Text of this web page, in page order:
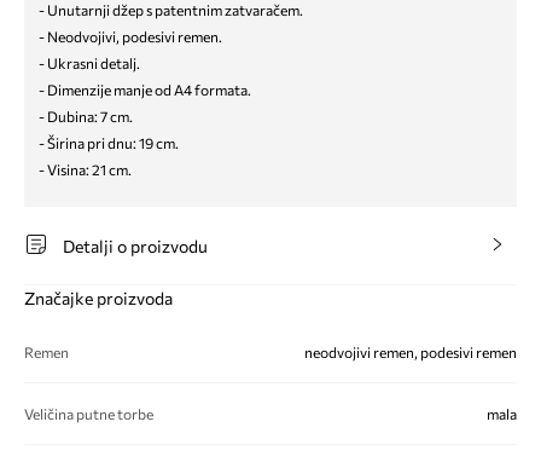
- Unutarnji džep s patentnim zatvaračem.
- Neodvojivi, podesivi remen.
- Ukrasni detalj.
- Dimenzije manje od A4 formata.
- Dubina: 7 cm.
- Širina pri dnu: 19 cm.
- Visina: 21 cm.
Detalji o proizvodu
Značajke proizvoda
Remen neodvojivi remen, podesivi remen
Veličina putne torbe mala